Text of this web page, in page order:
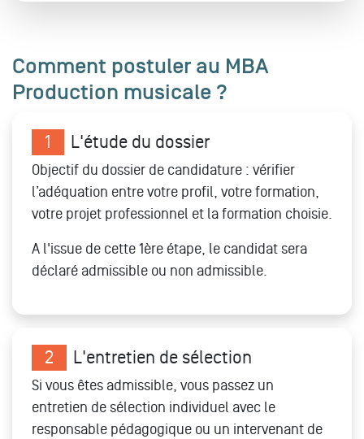
Comment postuler au MBA
Production musicale ?
1 L'étude du dossier
Objectif du dossier de candidature : vérifier
l’adéquation entre votre profil, votre formation,
votre projet professionnel et la formation choisie.
A l'issue de cette 1ère étape, le candidat sera
déclaré admissible ou non admissible.
2 L'entretien de sélection
Si vous êtes admissible, vous passez un
entretien de sélection individuel avec le
responsable pédagogique ou un intervenant de